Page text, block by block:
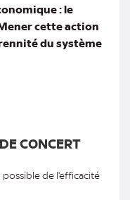
: le
cette action
du système
CONCERT
de l'efficacité